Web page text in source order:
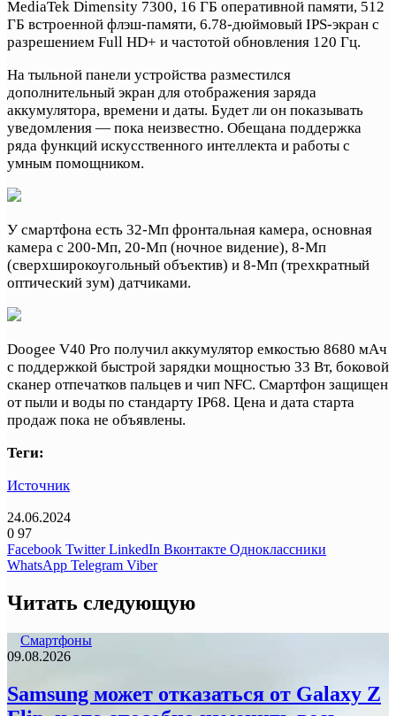
MediaTek Dimensity 7300, 16 ГБ оперативной памяти, 512
ГБ встроенной флэш-памяти, 6.78-дюймовый IPS-экран с
разрешением Full HD+ и частотой обновления 120 Гц.
На тыльной панели устройства разместился
дополнительный экран для отображения заряда
аккумулятора, времени и даты. Будет ли он показывать
уведомления — пока неизвестно. Обещана поддержка
ряда функций искусственного интеллекта и работы с
умным помощником.
У смартфона есть 32-Мп фронтальная камера, основная
камера с 200-Мп, 20-Мп (ночное видение), 8-Мп
(сверхширокоугольный объектив) и 8-Мп (трехкратный
оптический зум) датчиками.
Doogee V40 Pro получил аккумулятор емкостью 8680 мАч
с поддержкой быстрой зарядки мощностью 33 Вт, боковой
сканер отпечатков пальцев и чип NFC. Смартфон защищен
от пыли и воды по стандарту IP68. Цена и дата старта
продаж пока не объявлены.
Теги:
Источник
24.06.2024
0 97
Facebook Twitter LinkedIn Вконтакте Одноклассники
WhatsApp Telegram Viber
Читать следующую
Смартфоны
09.08.2026
Samsung может отказаться от Galaxy Z